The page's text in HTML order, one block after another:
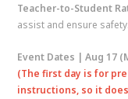
Teacher-to-Student
assist and ensure safety.
Event Dates | Aug 17
(The first day is for
instructions, so it